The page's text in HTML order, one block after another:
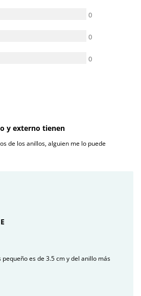
0
0
0
y externo tienen
de los anillos, alguien me lo puede
es de 3.5 cm y del anillo más